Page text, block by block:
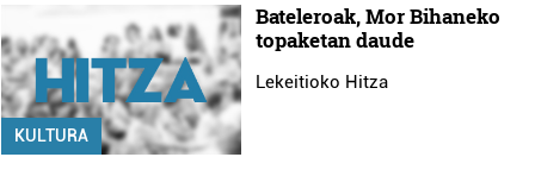
KULTURA
Bateleroak, Mor Bihaneko
topaketan daude
Lekeitioko Hitza